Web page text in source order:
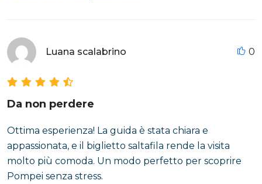
Luana scalabrino 0
Da non perdere
Ottima esperienza! La guida è stata chiara e
appassionata, e il biglietto saltafila rende la visita
molto più comoda. Un modo perfetto per scoprire
Pompei senza stress.